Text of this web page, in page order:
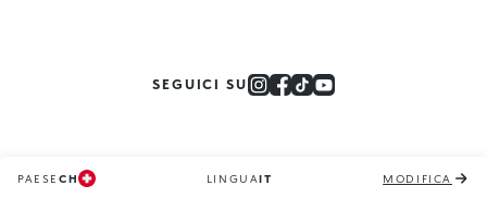
SEGUICI SU
PAESE CH LINGUAIT MODIFICA